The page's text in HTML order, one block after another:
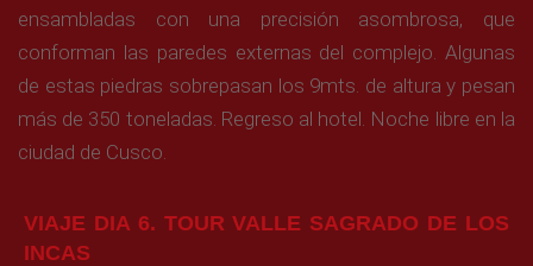
ensambladas con una precisión asombrosa, que
conforman las paredes externas del complejo. Algunas
de estas piedras sobrepasan los 9mts. de altura y pesan
más de 350 toneladas. Regreso al hotel. Noche libre en la
ciudad de Cusco.
VIAJE DIA 6. TOUR VALLE SAGRADO DE LOS
INCAS